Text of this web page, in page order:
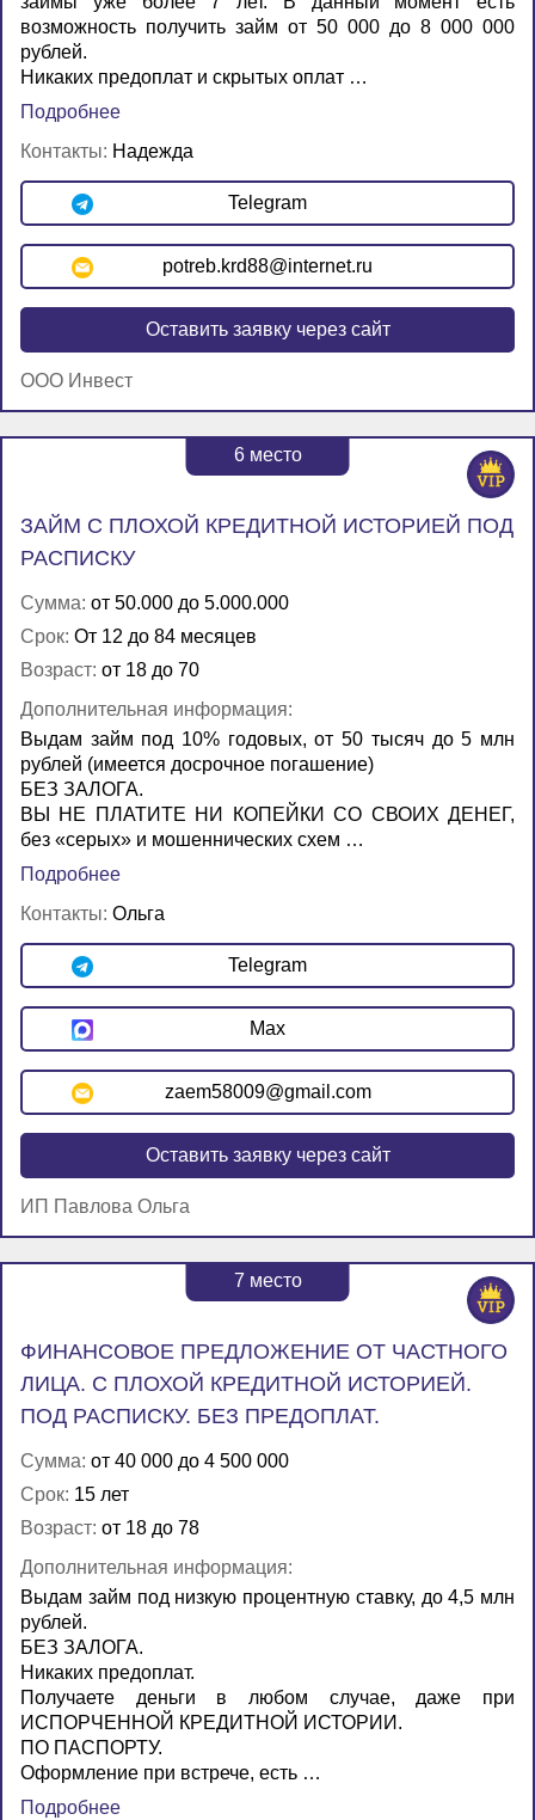
возможность получить займ от 50 000 до 8 000 000
рублей.
Никаких предоплат и скрытых оплат …
Подробнее
Контакты: Надежда
Telegram
potreb.krd88@internet.ru
Оставить заявку через сайт
ООО Инвест
6место
ЗАЙМ С ПЛОХОЙ КРЕДИТНОЙ ИСТОРИЕЙ ПОД
РАСПИСКУ
Сумма: от 50.000 до 5.000.000
Срок: От 12 до 84 месяцев
Возраст: от 18 до 70
Дополнительная информация:
Выдам займ под 10% годовых, от 50 тысяч до 5 млн
рублей (имеется досрочное погашение)
БЕЗ ЗАЛОГА.
ВЫ НЕ ПЛАТИТЕ НИ КОПЕЙКИ СО СВОИХ ДЕНЕГ,
без «серых» и мошеннических схем …
Подробнее
Контакты: Ольга
Telegram
Max
zaem58009@gmail.com
Оставить заявку через сайт
ИП Павлова Ольга
7 место
ФИНАНСОВОЕ ПРЕДЛОЖЕНИЕ ОТ ЧАСТНОГО
ЛИЦА. С ПЛОХОЙ КРЕДИТНОЙ ИСТОРИЕЙ.
ПОД РАСПИСКУ. БЕЗ ПРЕДОПЛАТ.
Сумма: от 40 000 до 4 500 000
Срок: 15 лет
Возраст: от 18 до 78
Дополнительная информация:
Выдам займ под низкую процентную ставку, до 4,5 млн
рублей.
БЕЗ ЗАЛОГА.
Никаких предоплат.
Получаете деньги в любом случае, даже при
ИСПОРЧЕННОЙ КРЕДИТНОЙ ИСТОРИИ.
ПО ПАСПОРТУ.
Оформление при встрече, есть …
Подробнее